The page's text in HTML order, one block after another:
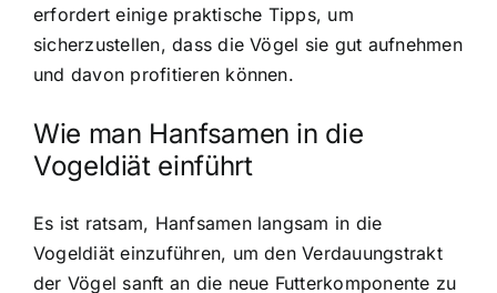
erfordert einige praktische Tipps, um
sicherzustellen, dass die Vögel sie gut aufnehmen
und davon profitieren können.
Wie man Hanfsamen in die
Vogeldiät einführt
Es ist ratsam, Hanfsamen langsam in die
Vogeldiät einzuführen, um den Verdauungstrakt
der Vögel sanft an die neue Futterkomponente zu